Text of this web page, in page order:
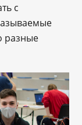
с
разные